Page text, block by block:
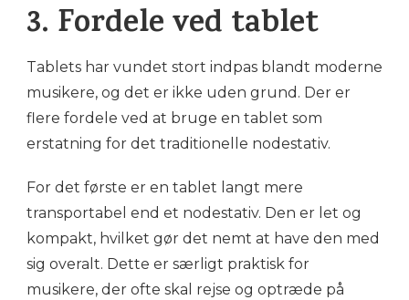
3. Fordele ved tablet
Tablets har vundet stort indpas blandt moderne
musikere, og det er ikke uden grund. Der er
flere fordele ved at bruge en tablet som
erstatning for det traditionelle nodestativ.
For det første er en tablet langt mere
transportabel end et nodestativ. Den er let og
kompakt, hvilket gør det nemt at have den med
sig overalt. Dette er særligt praktisk for
musikere, der ofte skal rejse og optræde på